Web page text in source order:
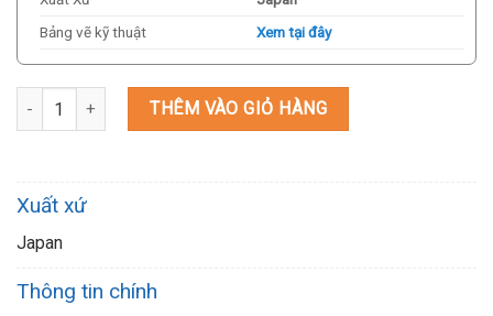
Bảng vẽ kỹ thuật
Xem tại đây
Vòng Bi / Bạc Đạn Koyo 6008ZZ 40x68x15mm số lượng
THÊM VÀO GIỎ HÀNG
Xuất xứ
Japan
Thông tin chính